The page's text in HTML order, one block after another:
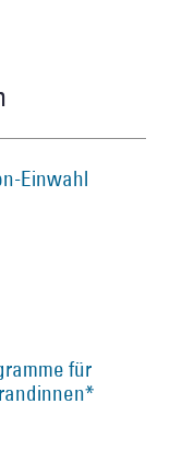
Einwahl
für